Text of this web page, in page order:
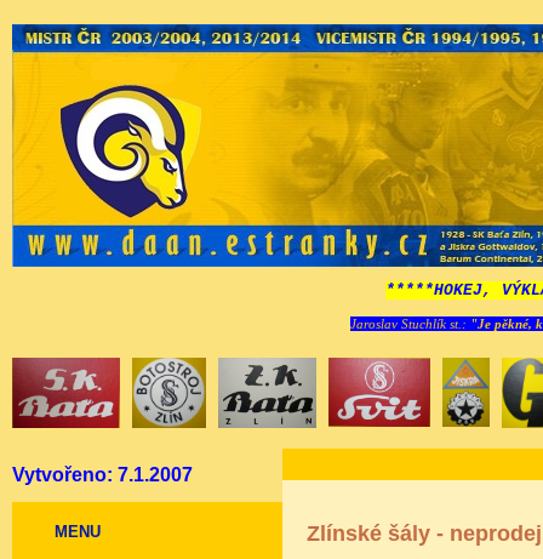
*****HOKEJ,
Jaroslav Stuchlík st.: "Je pěkné,
Vytvořeno: 7.1.2007
MENU Zlínské šály -